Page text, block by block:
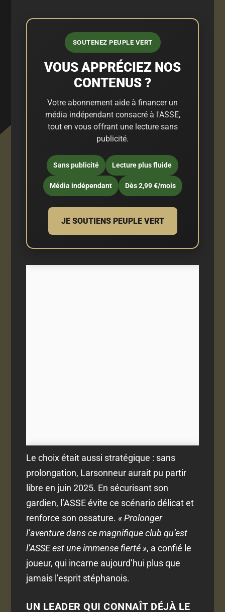
SOUTENEZ PEUPLE VERT
VOUS APPRÉCIEZ NOS
CONTENUS ?
Votre abonnement aide à financer un
média indépendant consacré à l'ASSE,
tout en vous offrant une lecture sans
publicité.
Sans publicité Lecture plus fluide
Média indépendant Dès 2,99 €/mois
JE SOUTIENS PEUPLE VERT
Le choix était aussi stratégique : sans
prolongation, Larsonneur aurait pu partir
libre en juin 2025. En sécurisant son
gardien, l’ASSE évite ce scénario délicat et
renforce son ossature.« Prolonger
l’aventure dans ce magnifique club qu’est
l’ASSE est une immense fierté », a confié le
joueur, qui incarne aujourd’hui plus que
jamais l’esprit stéphanois.
UN LEADER QUI CONNAÎT DÉJÀ LE